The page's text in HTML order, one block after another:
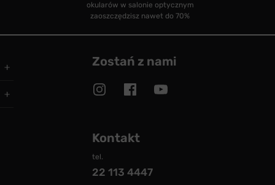
okularów w salonie optycznym
zaoszczędzisz nawet do 70%
Zostań z nami
Kontakt
tel.
22 113 4447